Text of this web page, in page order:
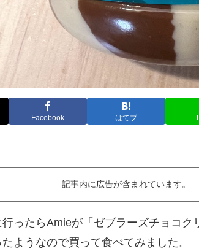
Facebook はてブ
記事内に広告が含まれています。
ったらAmieが「ゼブラーズチョコク
ようなので買って食べてみました。